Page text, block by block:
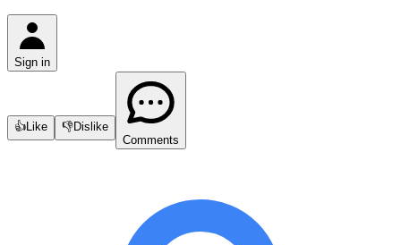
Sign in
👍Like 👎Dislike
Comments